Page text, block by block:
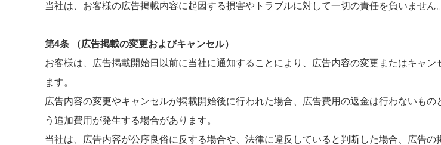
当社は、お客様の広告掲載内容に起因する損害やトラブルに対して一切の責任を負いません。
第4条 （広告掲載の変更およびキャンセル）
お客様は、広告掲載開始日以前に当社に通知することにより、広告内容の変更またはキャン
ます。
広告内容の変更やキャンセルが掲載開始後に行われた場合、広告費用の返金は行わないもの
う追加費用が発生する場合があります。
当社は、広告内容が公序良俗に反する場合や、法律に違反していると判断した場合、広告の